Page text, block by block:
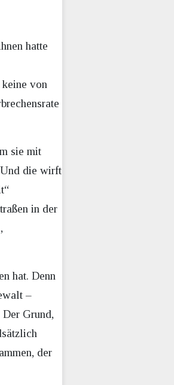
hatte
von
sie mit
Und die wirft
in der
hat. Denn
–
Grund,
der